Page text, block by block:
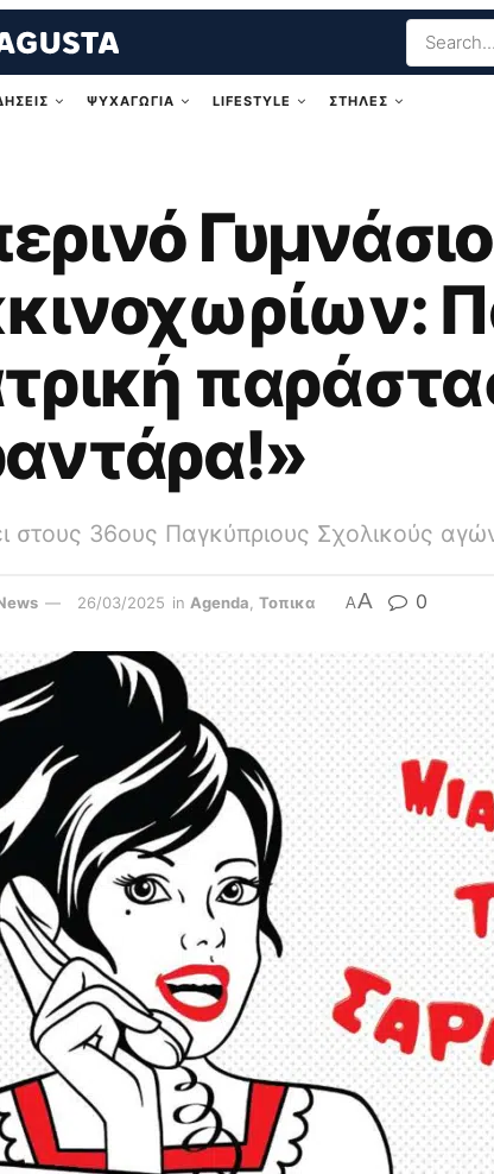
ΨΥΧΑΓΩΓΙΑ LIFESTYLE ΣΤΗΛΕΣ
στους 36ους Παγκύπριους Σχολικούς
26/03/2025 in Agenda, Τοπικα AA 0